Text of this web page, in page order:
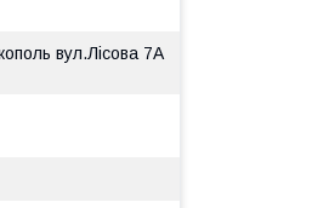
вул.Лісова 7А